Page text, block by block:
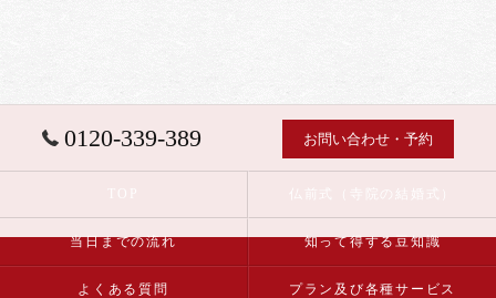
0120-339-389 お問い合わせ・予約
当日までの流れ 知って得する豆知識
よくある質問 プラン及び各種サービス